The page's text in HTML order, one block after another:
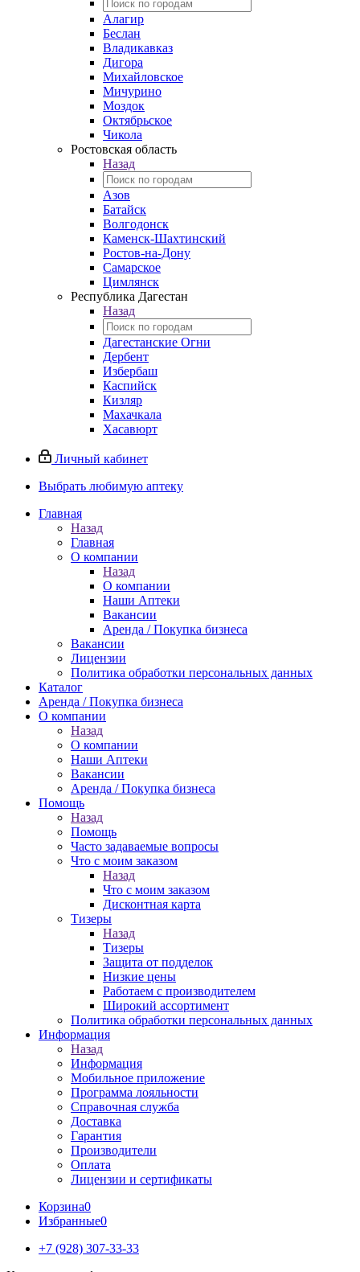
Алагир
Беслан
Владикавказ
Дигора
Михайловское
Мичурино
Моздок
Октябрьское
Чикола
Ростовская область
Назад
Азов
Батайск
Волгодонск
Каменск-Шахтинский
Ростов-на-Дону
Самарское
Цимлянск
Республика Дагестан
Назад
Дагестанские Огни
Дербент
Избербаш
Каспийск
Кизляр
Махачкала
Хасавюрт
Личный кабинет
Выбрать любимую аптеку
Главная
Назад
Главная
О компании
Назад
О компании
Наши Аптеки
Вакансии
Аренда / Покупка бизнеса
Вакансии
Лицензии
Политика обработки персональных данных
Каталог
Аренда / Покупка бизнеса
О компании
Назад
О компании
Наши Аптеки
Вакансии
Аренда / Покупка бизнеса
Помощь
Назад
Помощь
Часто задаваемые вопросы
Что с моим заказом
Назад
Что с моим заказом
Дисконтная карта
Тизеры
Назад
Тизеры
Защита от подделок
Низкие цены
Работаем с производителем
Широкий ассортимент
Политика обработки персональных данных
Информация
Назад
Информация
Мобильное приложение
Программа лояльности
Справочная служба
Доставка
Гарантия
Производители
Оплата
Лицензии и сертификаты
Корзина0
Избранные0
+7 (928) 307-33-33